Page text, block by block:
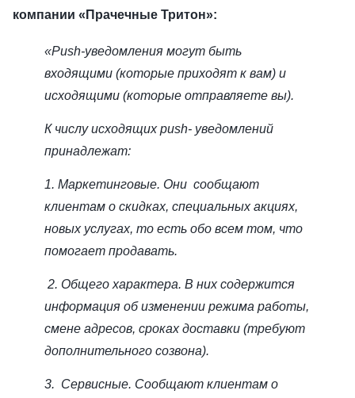
компании «Прачечные Тритон»:
«Push-уведомления могут быть
входящими (которые приходят к вам) и
исходящими (которые отправляете вы).
К числу исходящих push- уведомлений
принадлежат:
1. Маркетинговые. Они сообщают
клиентам о скидках, специальных акциях,
новых услугах, то есть обо всем том, что
помогает продавать.
2. Общего характера. В них содержится
информация об изменении режима работы,
смене адресов, сроках доставки (требуют
дополнительного созвона).
3. Сервисные. Сообщают клиентам о